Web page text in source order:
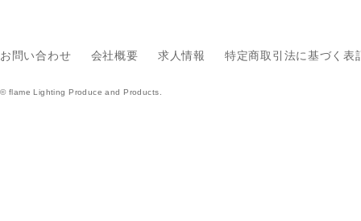
お問い合わせ 会社概要 求人情報 特定商取引法に基づく表
© flame Lighting Produce and Products.